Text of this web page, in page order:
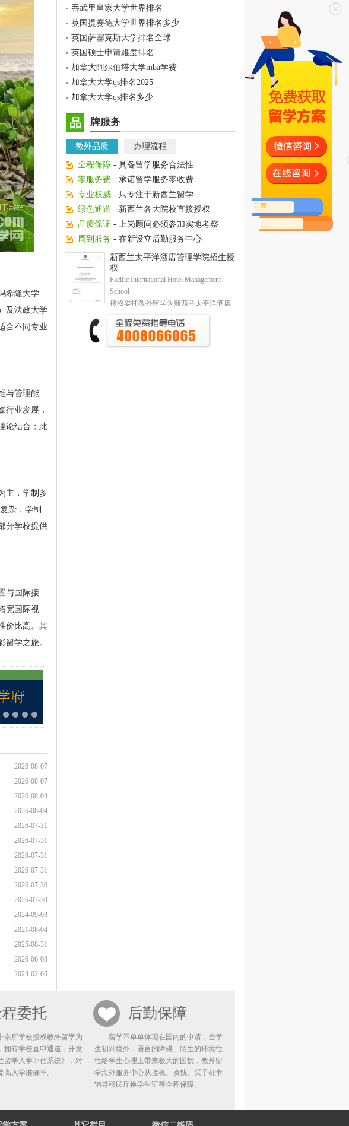
希隆大学
及法政大学
合不同专业
与管理能
行业发展，
论结合；此
主，学制多
杂，学制
分学校提供
与国际接
宽国际视
价比高。其
学之旅。
2026-08-07
2026-08-07
2026-08-04
2026-08-04
2026-07-31
2026-07-31
2026-07-31
2026-07-31
2026-07-30
2026-07-30
2024-09-03
2021-08-04
2025-08-31
2026-06-08
2024-02-05
吞武里皇家大学世界排名
英国提赛德大学世界排名多少
英国萨塞克斯大学排名全球
英国硕士申请难度排名
加拿大阿尔伯塔大学mba学费
加拿大大学qs排名2025
加拿大大学qs排名多少
品 牌服务
教外品质 办理流程
全程保障 - 具备留学服务合法性
零服务费 - 承诺留学服务零收费
专业权威 - 只专注于新西兰留学
绿色通道 - 新西兰各大院校直接授权
品质保证 - 上岗顾问必须参加实地考察
周到服务 - 在新设立后勤服务中心
委托
所学校授权教外留学为
拥有学校直申通道；开发
留学入学评估系统》，对
入学准确率。
后勤保障
留学不单单体现在国内的申请，当学
生初到境外，语言的障碍、陌生的环境往
往给学生心理上带来极大的困扰，教外留
学海外服务中心从接机、换钱、买手机卡
辅导移民厅换学生证等全程保障。